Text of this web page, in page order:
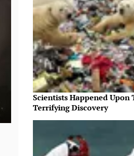
Scientists Happened Upon
Terrifying Discovery